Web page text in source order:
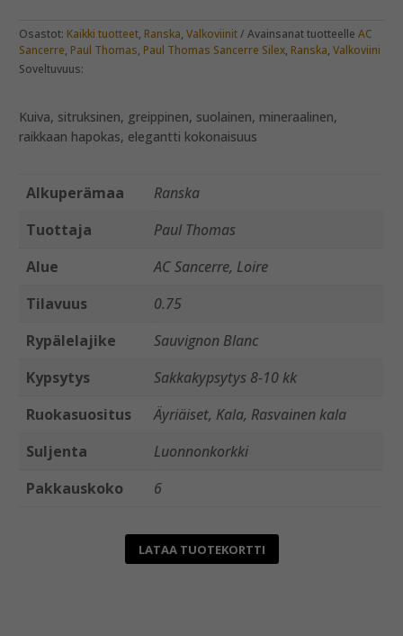
Osastot: Kaikki tuotteet, Ranska,Valkoviinit Avainsanat tuotteelleAC
Sancerre, Paul Thomas, Paul Thomas Sancerre Silex, Ranska,Valkoviini
Soveltuvuus:
Kuiva, sitruksinen, greippinen, suolainen, mineraalinen,
raikkaan hapokas, elegantti kokonaisuus
Alkuperämaa
Ranska
Tuottaja
Paul Thomas
Alue
AC Sancerre, Loire
Tilavuus
0.75
Rypälelajike
Sauvignon Blanc
Kypsytys
Sakkakypsytys 8-10 kk
Ruokasuositus
Äyriäiset, Kala, Rasvainen kala
Suljenta
Luonnonkorkki
Pakkauskoko
6
LATAA TUOTEKORTTI